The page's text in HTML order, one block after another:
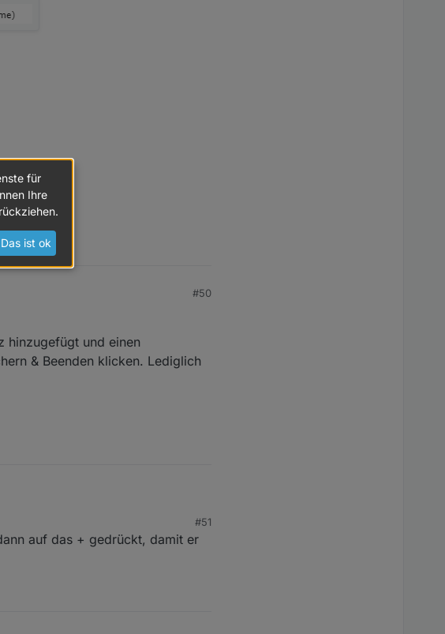
#50
hinzugefügt und einen
& Beenden klicken. Lediglich
hinzugefügt und einen Beispieltimer
klicken. Lediglich der Abbruch-
#51
auf das + gedrückt, damit er
für
Ihre
Das ist ok